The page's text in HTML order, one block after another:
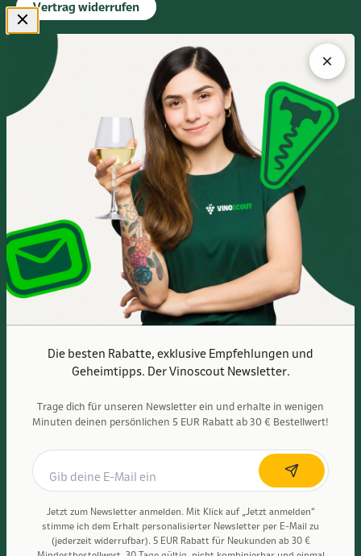
Die besten Rabatte, exklusive Empfehlungen und
Geheimtipps. Der Vinoscout Newsletter.
Trage dich für unseren Newsletter ein und erhalte in wenigen
Minuten deinen persönlichen 5 EUR Rabatt ab 30 € Bestellwert!
Jetzt zum Newsletter anmelden. Mit Klick auf „Jetzt anmelden“
stimme ich dem Erhalt personalisierter Newsletter per E-Mail zu
(jederzeit widerrufbar). 5 EUR Rabatt für Neukunden ab 30 €
Vertrag widerrufen
FLAGSHIPSTORE
Albert-Einstein-Ring 24
14532 Kleinmachnow bei Berlin
Im Europarc Dreilinden
030 - 585 84 59 0
Mo.- Fr. 10:00 - 19:00 Uhr
Sa. 10:00 - 16:00 Uhr
Anfahrtsbeschreibung
Vinoscout wird kontrolliert und BIO-zertifiziert durch ABCERT AG – DE-
ÖKO-006
© 2011-2026, Vinoscout GmbH